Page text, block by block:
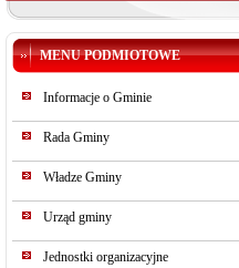
MENU PODMIOTOWE
Informacje o Gminie
Rada Gminy
Władze Gminy
Urząd gminy
Jednostki organizacyjne